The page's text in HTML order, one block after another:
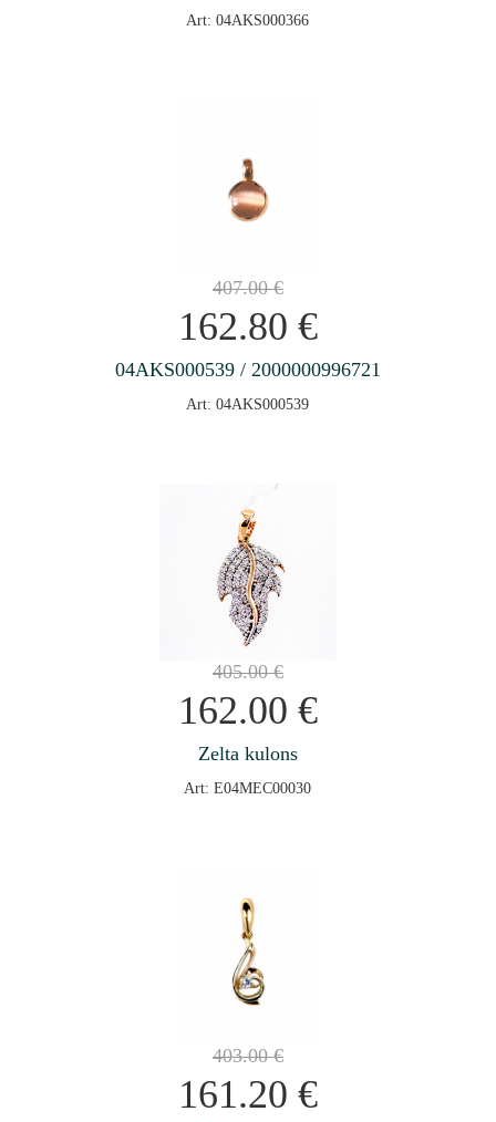
Art: 04AKS000366
407.00€
162.80 €
04AKS000539 / 2000000996721
Art: 04AKS000539
405.00€
162.00 €
Zelta kulons
Art: E04MEC00030
403.00€
161.20 €